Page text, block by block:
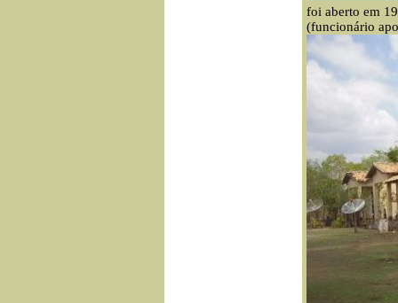
foi aberto em
(funcionário